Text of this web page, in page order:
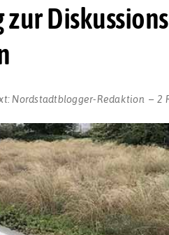
Nordstadtblogger-Redaktion 2